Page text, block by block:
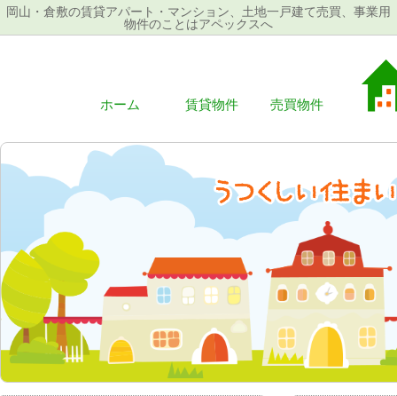
岡山・倉敷の賃貸アパート・マンション、土地一戸建て売買、事業用
物件のことはアペックスへ
ホーム 賃貸物件 売買物件